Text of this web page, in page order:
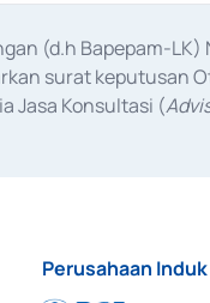
(d.h Bapepam-LK)
surat keputusan
Jasa Konsultasi (
Perusahaan Induk